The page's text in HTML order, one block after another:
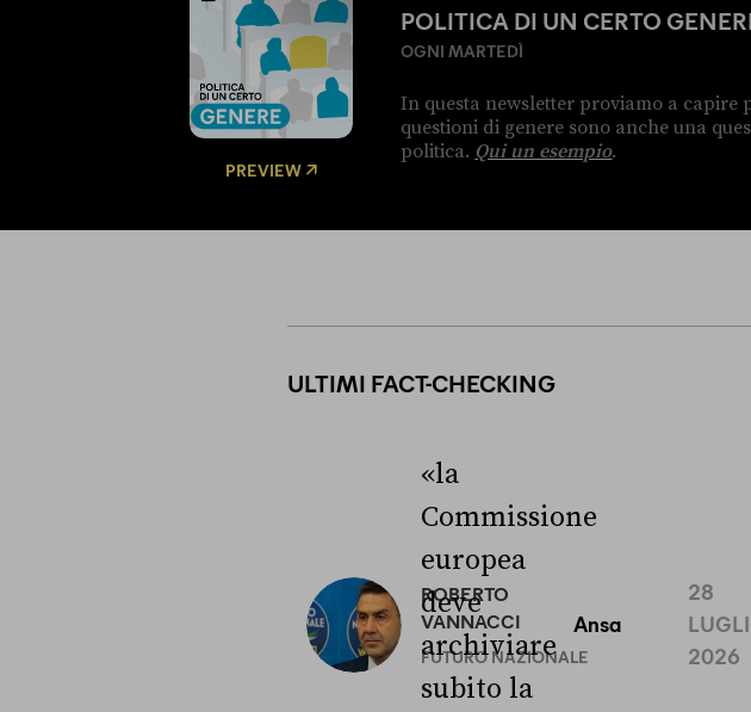
PREVIEW
POLITICA DI UN CERTO
OGNI MARTEDÌ
In questa newsletter proviamo a capire
questioni di genere sono anche una
politica. Qui un esempio.
ULTIMI FACT-CHECKING
ROBERTO
VANNACCI
FUTURO NAZIONALE
«la
Commissione
europea
deve
archiviare
subito la
Ansa
28
2026